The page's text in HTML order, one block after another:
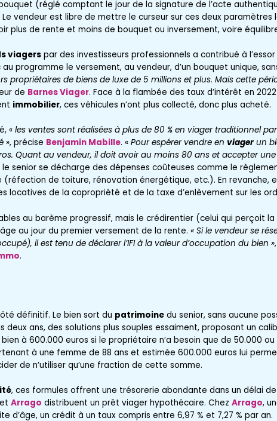
(réglé comptant le jour de la signature de l’acte
vendeur est libre de mettre le curseur sur ces deux paramètres
plus de rente et moins de bouquet ou inversement, voire
viagerspar des investisseurs professionnels a contribué à l’essor
programme le versement, au vendeur, d’un bouquet unique,
propriétaires de biens de luxe de 5 millions et plus. Mais cette
de Barnes Viager. Face à la flambée des taux d’intérêt en
immobilier, ces véhicules n’ont plus collecté, donc plus acheté.
« les ventes sont réalisées à plus de 80 % en viager traditionnel
», précise Benjamin Mabille. « Pour espérer vendre en viagerun
Quant au vendeur, il doit avoir au moins 80 ans et accepter
le senior se décharge des dépenses coûteuses comme le
de toiture, rénovation énergétique, etc.). En revanche,
locatives de la copropriété et de la taxe d’enlèvement sur les
au barème progressif, mais le crédirentier (celui qui perçoit
au jour du premier versement de la rente. « Si le vendeur se
il est tenu de déclarer l’IFI à la valeur d’occupation du bien »
.
définitif. Le bien sort du patrimoinedu senior, sans aucune
ans, des solutions plus souples essaiment, proposant un
à 600.000 euros si le propriétaire n’a besoin que de 50.000 ou
à une femme de 88 ans et estimée 600.000 euros lui
de n’utiliser qu’une fraction de cette somme.
, ces formules offrent une trésorerie abondante dans un délai de
et Arrago distribuent un prêt viager hypothécaire. Chez Arrago,
d’âge, un crédit à un taux compris entre 6,97 % et 7,27 % par an.